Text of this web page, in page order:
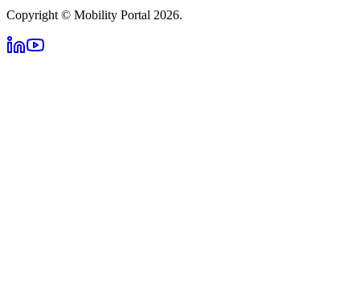
Copyright © Mobility Portal 2026.